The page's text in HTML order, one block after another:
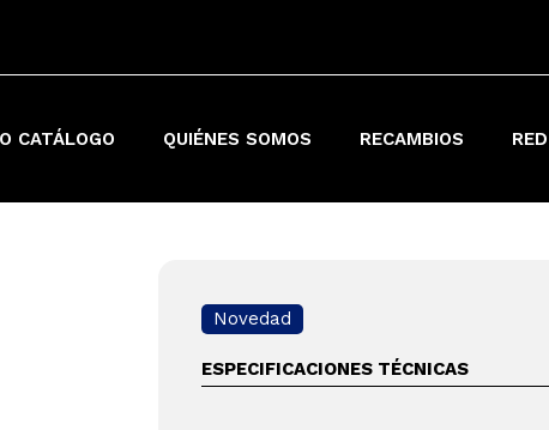
CATÁLOGO QUIÉNES SOMOS RECAMBIOS
Novedad
ESPECIFICACIONES TÉCNICAS